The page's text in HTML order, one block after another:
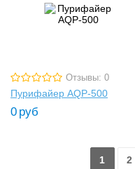
Отзывы: 0
Пурифайер AQP-500
0 руб
1 2